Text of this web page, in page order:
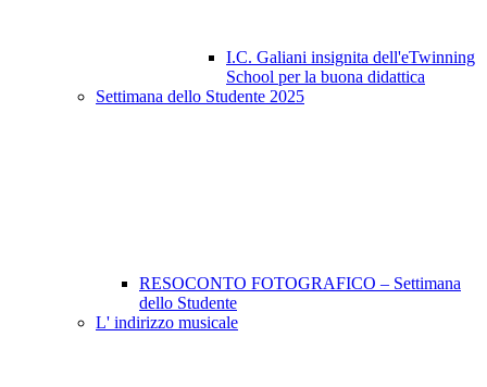
I.C. Galiani insignita dell'eTwinning
School per la buona didattica
Settimana dello Studente 2025
RESOCONTO FOTOGRAFICO – Settimana
dello Studente
L' indirizzo musicale